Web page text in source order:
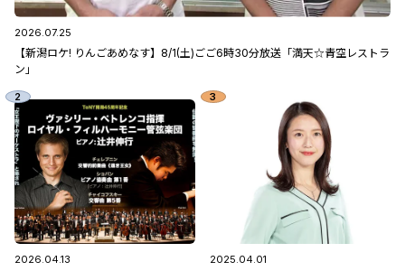
2026.07.25
【新潟ロケ! りんごあめなす】8/1(土)ごご6時30分放送「満天☆青空レストラ
ン」
2026.04.13 2025.04.01